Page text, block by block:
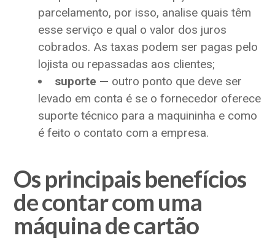
parcelamento, por isso, analise quais têm
esse serviço e qual o valor dos juros
cobrados. As taxas podem ser pagas pelo
lojista ou repassadas aos clientes;
suporte — outro ponto que deve ser
levado em conta é se o fornecedor oferece
suporte técnico para a maquininha e como
é feito o contato com a empresa.
Os principais benefícios
de contar com uma
máquina de cartão